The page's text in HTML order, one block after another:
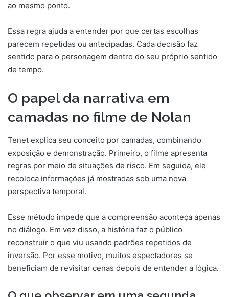
ao mesmo ponto.
Essa regra ajuda a entender por que certas escolhas
parecem repetidas ou antecipadas. Cada decisão faz
sentido para o personagem dentro do seu próprio sentido
de tempo.
O papel da narrativa em
camadas no filme de Nolan
Tenet explica seu conceito por camadas, combinando
exposição e demonstração. Primeiro, o filme apresenta
regras por meio de situações de risco. Em seguida, ele
recoloca informações já mostradas sob uma nova
perspectiva temporal.
Esse método impede que a compreensão aconteça apenas
no diálogo. Em vez disso, a história faz o público
reconstruir o que viu usando padrões repetidos de
inversão. Por esse motivo, muitos espectadores se
beneficiam de revisitar cenas depois de entender a lógica.